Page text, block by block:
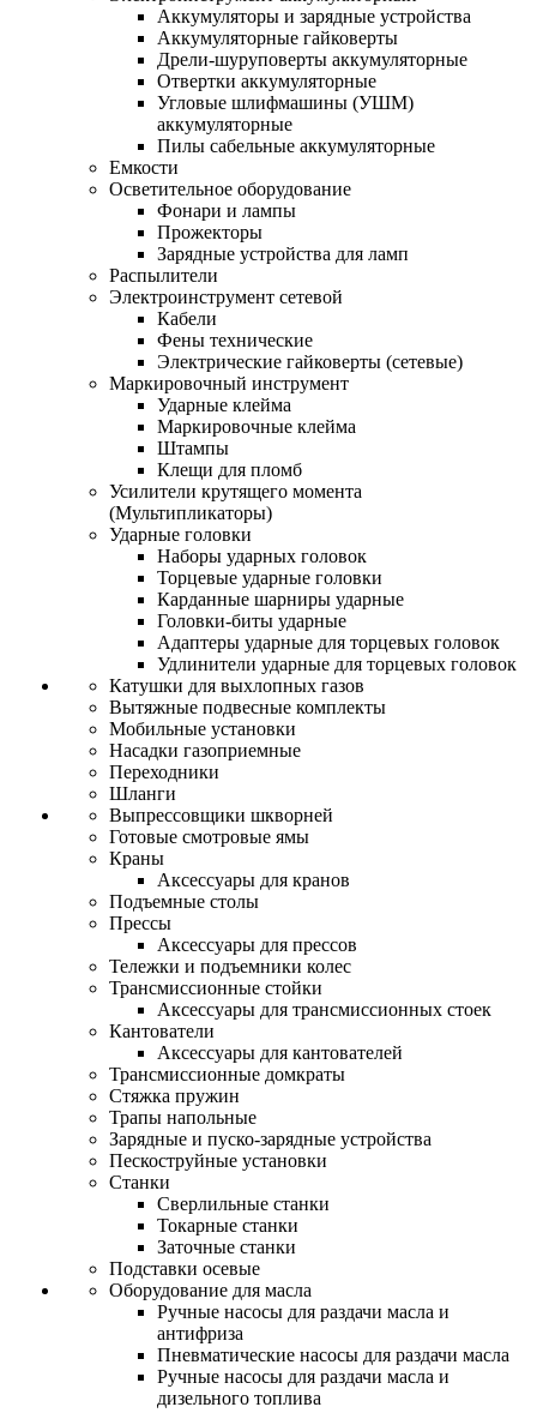
Аккумуляторы и зарядные устройства
Аккумуляторные гайковерты
Дрели-шуруповерты аккумуляторные
Отвертки аккумуляторные
Угловые шлифмашины (УШМ)
аккумуляторные
Пилы сабельные аккумуляторные
Емкости
Осветительное оборудование
Фонари и лампы
Прожекторы
Зарядные устройства для ламп
Распылители
Электроинструмент сетевой
Кабели
Фены технические
Электрические гайковерты (сетевые)
Маркировочный инструмент
Ударные клейма
Маркировочные клейма
Штампы
Клещи для пломб
Усилители крутящего момента
(Мультипликаторы)
Ударные головки
Наборы ударных головок
Торцевые ударные головки
Карданные шарниры ударные
Головки-биты ударные
Адаптеры ударные для торцевых головок
Удлинители ударные для торцевых головок
Катушки для выхлопных газов
Вытяжные подвесные комплекты
Мобильные установки
Насадки газоприемные
Переходники
Шланги
Выпрессовщики шкворней
Готовые смотровые ямы
Краны
Аксессуары для кранов
Подъемные столы
Прессы
Аксессуары для прессов
Тележки и подъемники колес
Трансмиссионные стойки
Аксессуары для трансмиссионных стоек
Кантователи
Аксессуары для кантователей
Трансмиссионные домкраты
Стяжка пружин
Трапы напольные
Зарядные и пуско-зарядные устройства
Пескоструйные установки
Станки
Сверлильные станки
Токарные станки
Заточные станки
Подставки осевые
Оборудование для масла
Ручные насосы для раздачи масла и
антифриза
Пневматические насосы для раздачи масла
Ручные насосы для раздачи масла и
дизельного топлива